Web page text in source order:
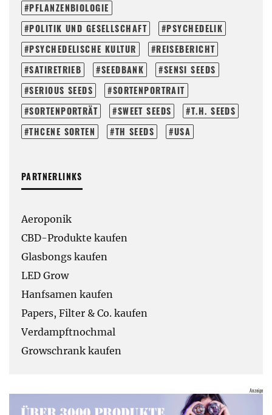
PFLANZENBIOLOGIE
POLITIK UND GESELLSCHAFT
PSYCHEDELIK
PSYCHEDELISCHE KULTUR
REISEBERICHT
SATIRETRIEB
SEEDBANK
SENSI SEEDS
SERIOUS SEEDS
SORTENPORTRAIT
SORTENPORTRÄT
SWEET SEEDS
T.H. SEEDS
THCENE SORTEN
TH SEEDS USA
PARTNERLINKS
Aeroponik
CBD-Produkte kaufen
Glasbongs kaufen
LED Grow
Hanfsamen kaufen
Papers, Filter & Co. kaufen
Verdampftnochmal
Growschrank kaufen